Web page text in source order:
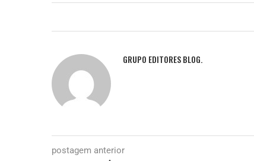
GRUPO EDITORES BLOG.
postagem anterior